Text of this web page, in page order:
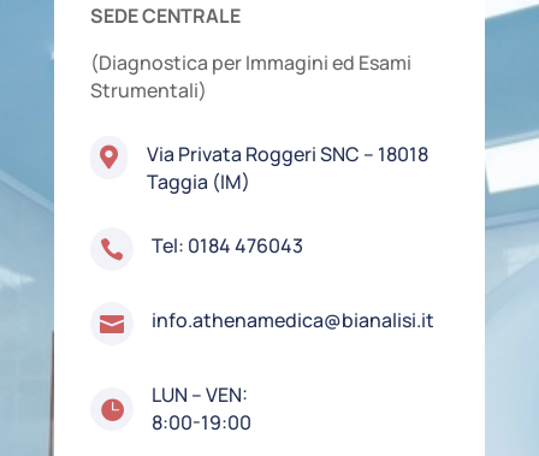
SEDE CENTRALE
(Diagnostica per Immagini ed Esami
Strumentali)

Via Privata Roggeri SNC – 18018
Taggia (IM)
 Tel: 0184 476043
 info.athenamedica@bianalisi.it

LUN – VEN:
8:00-19:00